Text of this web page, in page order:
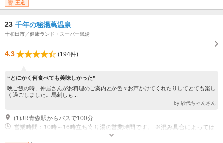
王道
23 千年の秘湯蔦温泉
十和田市／健康ランド・スーパー銭湯
4.3 (194件)
“とにかく何食べても美味しかった”
晩ご飯の時、仲居さんがお料理のご案内とか色々お声かけてくれたりしてとても楽し
く過ごしました。馬刺しも...
by 紗代ちゃんさん
(1)JR青森駅からバスで100分
営業時間：10時～16時立ち寄り湯の営業時間です。 ※混み具合によっては
時間を繰り上げて終了する場合も有り。